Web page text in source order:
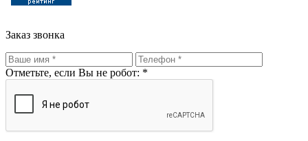
Заказ звонка
Отметьте, если Вы не робот: *